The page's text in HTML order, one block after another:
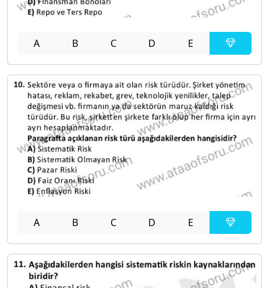
A B C D E
A B C D E